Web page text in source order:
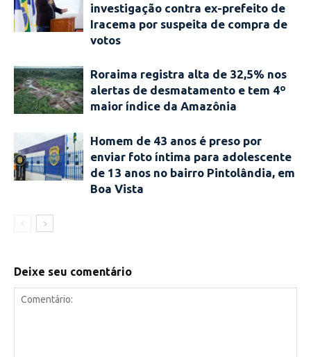
investigação contra ex-prefeito de
Iracema por suspeita de compra de
votos
Roraima registra alta de 32,5% nos
alertas de desmatamento e tem 4º
maior índice da Amazônia
Homem de 43 anos é preso por
enviar foto íntima para adolescente
de 13 anos no bairro Pintolândia, em
Boa Vista
Deixe seu comentário